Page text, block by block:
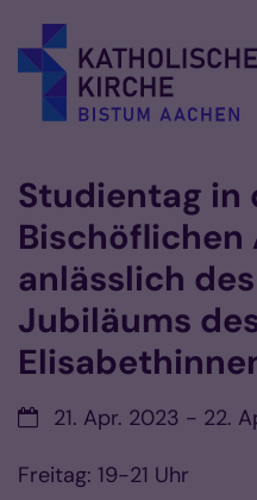
Studientag in
Bischöflichen
anlässlich
Jubiläums
Datum:21. Apr. 2023 - 22.
Freitag: 19-21 Uhr